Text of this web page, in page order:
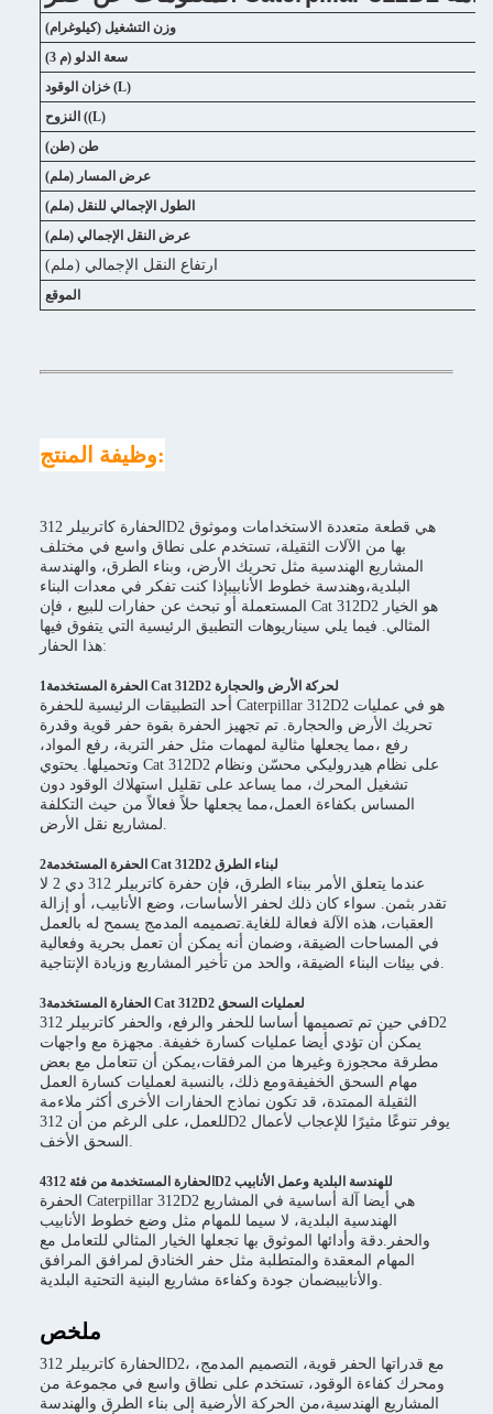
وزن التشغيل (كيلوغرام)
سعة الدلو (م 3)
خزان الوقود (L)
النزوح ((L)
طن (طن)
عرض المسار (ملم)
الطول الإجمالي للنقل (ملم)
عرض النقل الإجمالي (ملم)
ارتفاع النقل الإجمالي (ملم)
الموقع
وظيفة المنتج:
الحفارة كاتربيلر 312D2 هي قطعة متعددة الاستخدامات وموثوق
بها من الآلات الثقيلة، تستخدم على نطاق واسع في مختلف
المشاريع الهندسية مثل تحريك الأرض، وبناء الطرق، والهندسة
البلدية،وهندسة خطوط الأنابيبإذا كنت تفكر في معدات البناء
المستعملة أو تبحث عن حفارات للبيع ، فإن Cat 312D2 هو الخيار
المثالي. فيما يلي سيناريوهات التطبيق الرئيسية التي يتفوق فيها
هذا الحفار:
1الحفرة المستخدمة Cat 312D2 لحركة الأرض والحجارة
أحد التطبيقات الرئيسية للحفرة Caterpillar 312D2 هو في عمليات
تحريك الأرض والحجارة. تم تجهيز الحفرة بقوة حفر قوية وقدرة
رفع ،مما يجعلها مثالية لمهمات مثل حفر التربة، رفع المواد،
وتحميلها. يحتوي Cat 312D2 على نظام هيدروليكي محسّن ونظام
تشغيل المحرك، مما يساعد على تقليل استهلاك الوقود دون
المساس بكفاءة العمل،مما يجعلها حلاً فعالاً من حيث التكلفة
لمشاريع نقل الأرض.
2الحفرة المستخدمة Cat 312D2 لبناء الطرق
عندما يتعلق الأمر ببناء الطرق، فإن حفرة كاتربيلر 312 دي 2 لا
تقدر بثمن. سواء كان ذلك لحفر الأساسات، وضع الأنابيب، أو إزالة
العقبات، هذه الآلة فعالة للغاية.تصميمه المدمج يسمح له بالعمل
في المساحات الضيقة، وضمان أنه يمكن أن تعمل بحرية وفعالية
في بيئات البناء الضيقة، والحد من تأخير المشاريع وزيادة الإنتاجية.
3الحفارة المستخدمة Cat 312D2 لعمليات السحق
في حين تم تصميمها أساسا للحفر والرفع، والحفر كاتربيلر 312D2
يمكن أن تؤدي أيضا عمليات كسارة خفيفة. مجهزة مع واجهات
مطرقة محجوزة وغيرها من المرفقات،يمكن أن تتعامل مع بعض
مهام السحق الخفيفةومع ذلك، بالنسبة لعمليات كسارة العمل
الثقيلة الممتدة، قد تكون نماذج الحفارات الأخرى أكثر ملاءمة
للعمل، على الرغم من أن 312D2 يوفر تنوعًا مثيرًا للإعجاب لأعمال
السحق الأخف.
4الحفارة المستخدمة من فئة 312D2 للهندسة البلدية وعمل الأنابيب
الحفرة Caterpillar 312D2 هي أيضا آلة أساسية في المشاريع
الهندسية البلدية، لا سيما للمهام مثل وضع خطوط الأنابيب
والحفر.دقة وأدائها الموثوق بها تجعلها الخيار المثالي للتعامل مع
المهام المعقدة والمتطلبة مثل حفر الخنادق لمرافق المرافق
والأنابيبضمان جودة وكفاءة مشاريع البنية التحتية البلدية.
ملخص
الحفارة كاتربيلر 312D2، مع قدراتها الحفر قوية، التصميم المدمج،
ومحرك كفاءة الوقود، تستخدم على نطاق واسع في مجموعة من
المشاريع الهندسية،من الحركة الأرضية إلى بناء الطرق والهندسة